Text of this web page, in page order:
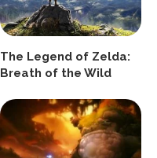
The Legend of Zelda:
Breath of the Wild